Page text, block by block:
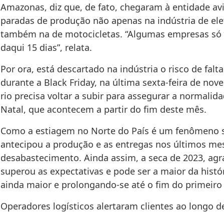
Amazonas, diz que, de fato, chegaram à entidade
paradas de produção não apenas na indústria de
também na de motocicletas. “Algumas empresas
daqui 15 dias”, relata.
Por ora, está descartado na indústria o risco de
durante a Black Friday, na última sexta-feira de
rio precisa voltar a subir para assegurar a
Natal, que acontecem a partir do fim deste mês.
Como a estiagem no Norte do País é um fenômeno
antecipou a produção e as entregas nos últimos
desabastecimento. Ainda assim, a seca de 2023,
superou as expectativas e pode ser a maior da
ainda maior e prolongando-se até o fim do primeiro
Operadores logísticos alertaram clientes ao longo